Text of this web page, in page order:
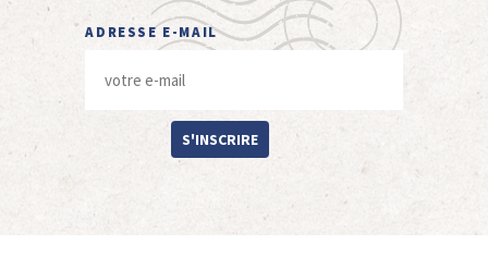
ADRESSE E-MAIL
S'INSCRIRE